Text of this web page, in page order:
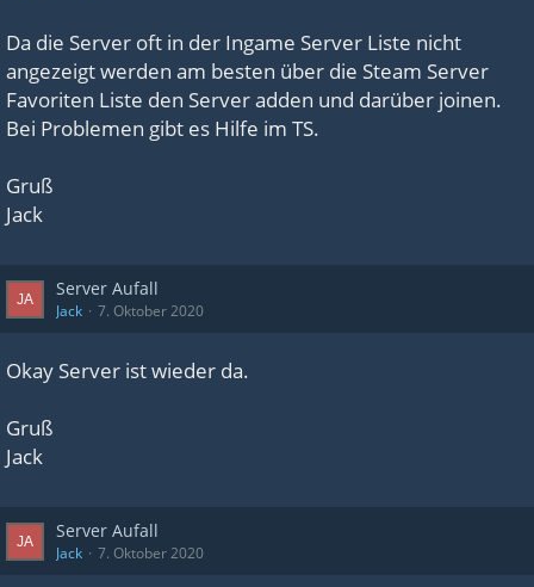
Da die Server oft in der Ingame Server Liste nicht
angezeigt werden am besten über die Steam Server
Favoriten Liste den Server adden und darüber joinen.
Bei Problemen gibt es Hilfe im TS.
Gruß
Jack
Server Aufall
Jack 7. Oktober 2020
Okay Server ist wieder da.
Gruß
Jack
Server Aufall
Jack 7. Oktober 2020